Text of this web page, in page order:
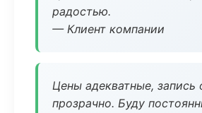
радостью.
— Клиент компании
Цены адекватные, запись
прозрачно. Буду